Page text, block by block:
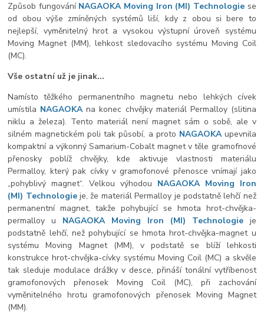
Způsob fungování NAGAOKA Moving Iron (MI) Technologie se
od obou výše zmíněných systémů liší, kdy z obou si bere to
nejlepší, vyměnitelný hrot a vysokou výstupní úroveň systému
Moving Magnet (MM), lehkost sledovacího systému Moving Coil
(MC).
Vše ostatní už je jinak...
Namísto těžkého permanentního magnetu nebo lehkých cívek
umístila NAGAOKAna konec chvějky materiál Permalloy (slitina
niklu a železa). Tento materiál není magnet sám o sobě, ale v
silném magnetickém poli tak působí, a proto NAGAOKAupevnila
kompaktní a výkonný Samarium-Cobalt magnet v těle gramofnové
přenosky poblíž chvějky, kde aktivuje vlastnosti materiálu
Permalloy, který pak cívky v gramofonové přenosce vnímají jako
„pohyblivý magnet“. Velkou výhodou NAGAOKA Moving Iron
(MI) Technologieje, že materiál Permalloy je podstatně lehčí než
permanentní magnet, takže pohybující se hmota hrot-chvějka-
permalloy u NAGAOKA Moving Iron (MI) Technologieje
podstatně lehčí, než pohybující se hmota hrot-chvějka-magnet u
systému Moving Magnet (MM), v podstatě se blíží lehkosti
konstrukce hrot-chvějka-cívky systému Moving Coil (MC) a skvěle
tak sleduje modulace drážky v desce, přináší tonální vytříbenost
gramofonových přenosek Moving Coil (MC), při zachování
vyměnitelného hrotu gramofonových přenosek Moving Magnet
(MM).